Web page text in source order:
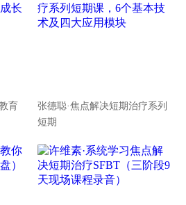
育
张德聪·焦点解决短期治疗系列
短期